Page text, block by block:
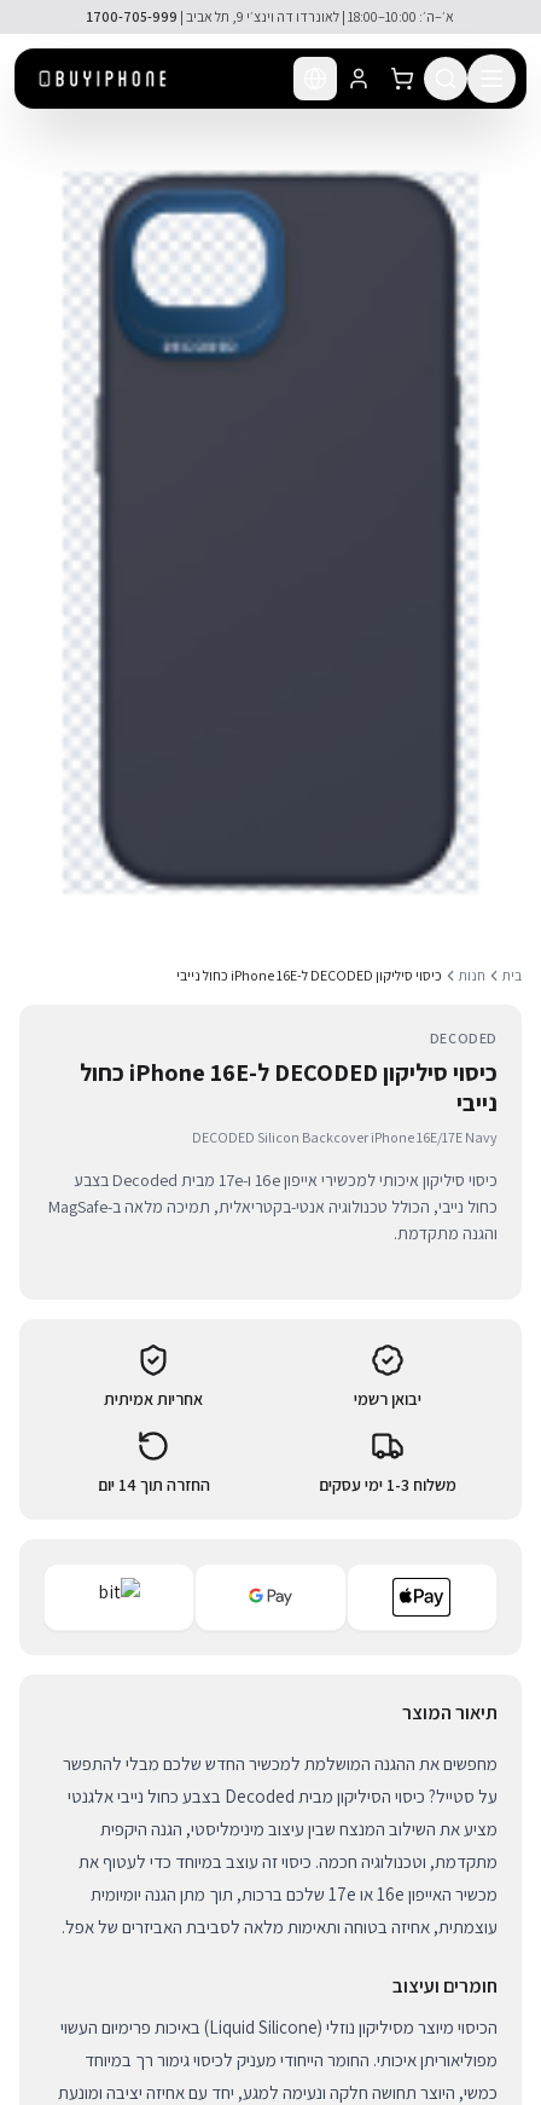
דלג לתוכן הראשי
א׳–ה׳: 10:00–18:00 | לאונרדו דה וינצ׳י 9, תל אביב | 1700-705-999
בית חנות כיסוי סיליקון DECODED ל-iPhone 16E כחול נייבי
DECODED
כיסוי סיליקון DECODED ל-iPhone 16E כחול
נייבי
DECODED Silicon Backcover iPhone 16E/17E Navy
כיסוי סיליקון איכותי למכשירי אייפון 16e ו-17e מבית Decoded בצבע
כחול נייבי, הכולל טכנולוגיה אנטי-בקטריאלית, תמיכה מלאה ב-MagSafe
והגנה מתקדמת.
יבואן רשמי אחריות אמיתית
משלוח 1-3 ימי עסקים החזרה תוך 14 יום
תיאור המוצר
מחפשים את ההגנה המושלמת למכשיר החדש שלכם מבלי להתפשר
על סטייל? כיסוי הסיליקון מבית Decoded בצבע כחול נייבי אלגנטי
מציע את השילוב המנצח שבין עיצוב מינימליסטי, הגנה היקפית
מתקדמת, וטכנולוגיה חכמה. כיסוי זה עוצב במיוחד כדי לעטוף את
מכשיר האייפון 16e או 17e שלכם ברכות, תוך מתן הגנה יומיומית
עוצמתית, אחיזה בטוחה ותאימות מלאה לסביבת האביזרים של אפל.
חומרים ועיצוב
הכיסוי מיוצר מסיליקון נוזלי (Liquid Silicone) באיכות פרימיום העשוי
מפוליאוריתן איכותי. החומר הייחודי מעניק לכיסוי גימור רך במיוחד
כמשי, היוצר תחושה חלקה ונעימה למגע, יחד עם אחיזה יציבה ומונעת